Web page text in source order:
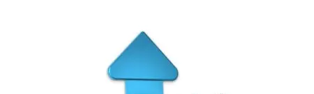
Unterschied zu Put-Optionen